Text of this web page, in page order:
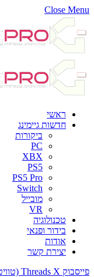
Close Menu
ראשי
חדשות גיימינג
ביקורות
PC
XBX
PS5
PS5 Pro
Switch
מובייל
VR
טכנולוגיה
בידור ופנאי
אודות
יצירת קשר
פייסבוק
Threads X (טוויטר)